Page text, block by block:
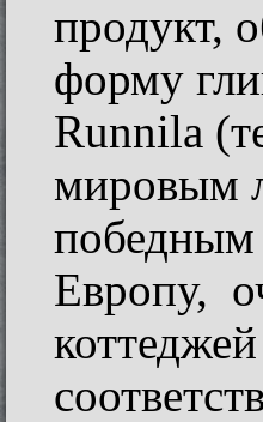
продукт,
форму
Runnila
мировым
Европу,